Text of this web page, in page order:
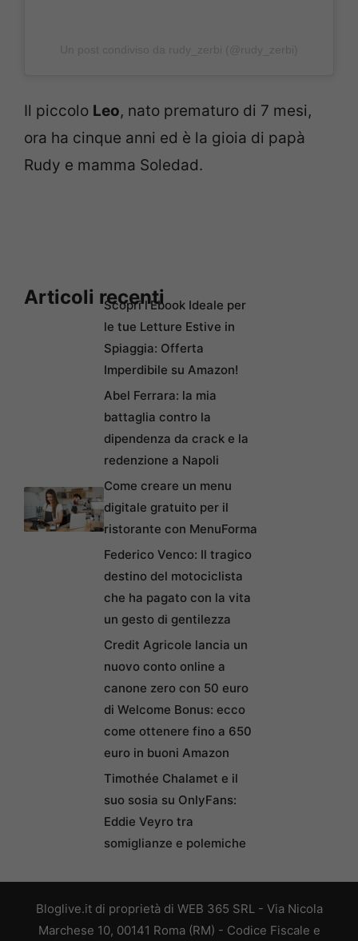
Il piccolo Leo, nato prematuro di 7 mesi,
ora ha cinque anni ed è la gioia di papà
Rudy e mamma Soledad.
Articoli recentiScopri l’Ebook Ideale per
le tue Letture Estive in
Spiaggia: Offerta
Imperdibile su Amazon!
Abel Ferrara: la mia
battaglia contro la
dipendenza da crack e la
redenzione a Napoli
Come creare un menu
digitale gratuito per il
ristorante con MenuForma
Federico Venco: Il tragico
destino del motociclista
che ha pagato con la vita
un gesto di gentilezza
Credit Agricole lancia un
nuovo conto online a
canone zero con 50 euro
di Welcome Bonus: ecco
come ottenere fino a 650
euro in buoni Amazon
Timothée Chalamet e il
suo sosia su OnlyFans:
Eddie Veyro tra
somiglianze e polemiche
Bloglive.it di proprietà di WEB 365 SRL - Via Nicola
Marchese 10, 00141 Roma (RM) - Codice Fiscale e